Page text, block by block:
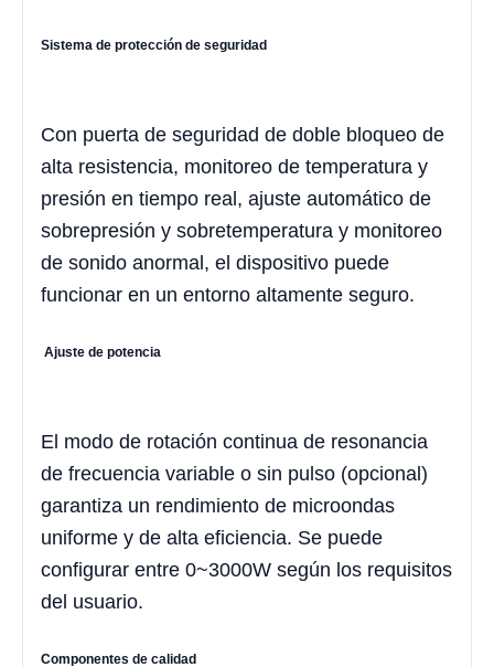
Sistema de protección de seguridad
Con puerta de seguridad de doble bloqueo de
alta resistencia, monitoreo de temperatura y
presión en tiempo real, ajuste automático de
sobrepresión y sobretemperatura y monitoreo
de sonido anormal, el dispositivo puede
funcionar en un entorno altamente seguro.
Ajuste de potencia
El modo de rotación continua de resonancia
de frecuencia variable o sin pulso (opcional)
garantiza un rendimiento de microondas
uniforme y de alta eficiencia. Se puede
configurar entre 0~3000W según los requisitos
del usuario.
Componentes de calidad